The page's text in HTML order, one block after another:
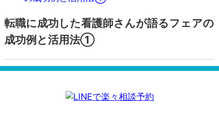
転職に成功した看護師さんが語るフェアの
成功例と活用法①